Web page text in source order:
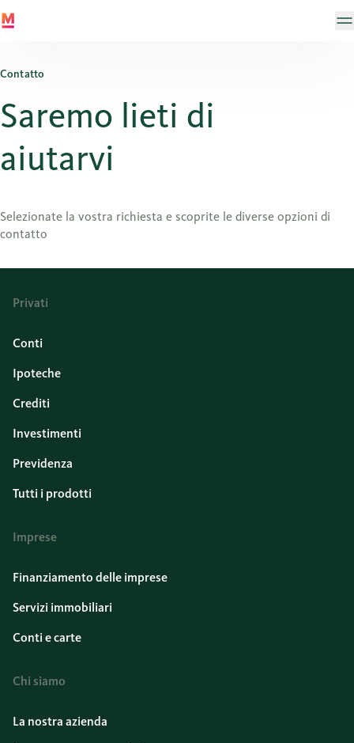
Contatto
Saremo lieti di
aiutarvi
Selezionate la vostra richiesta e scoprite le diverse opzioni di
contatto
Privati
Conti
Ipoteche
Crediti
Investimenti
Previdenza
Tutti i prodotti
Imprese
Finanziamento delle imprese
Servizi immobiliari
Conti e carte
Chi siamo
La nostra azienda